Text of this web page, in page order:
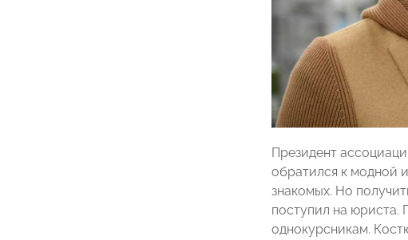
Президент
обратился к модной
знакомых. Но
поступил на
однокурсникам.